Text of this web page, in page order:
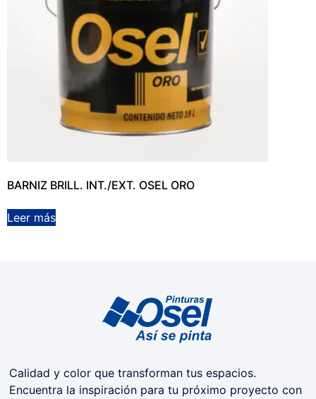
BARNIZ BRILL. INT./EXT. OSEL ORO
Leer más
Calidad y color que transforman tus espacios.
Encuentra la inspiración para tu próximo proyecto con